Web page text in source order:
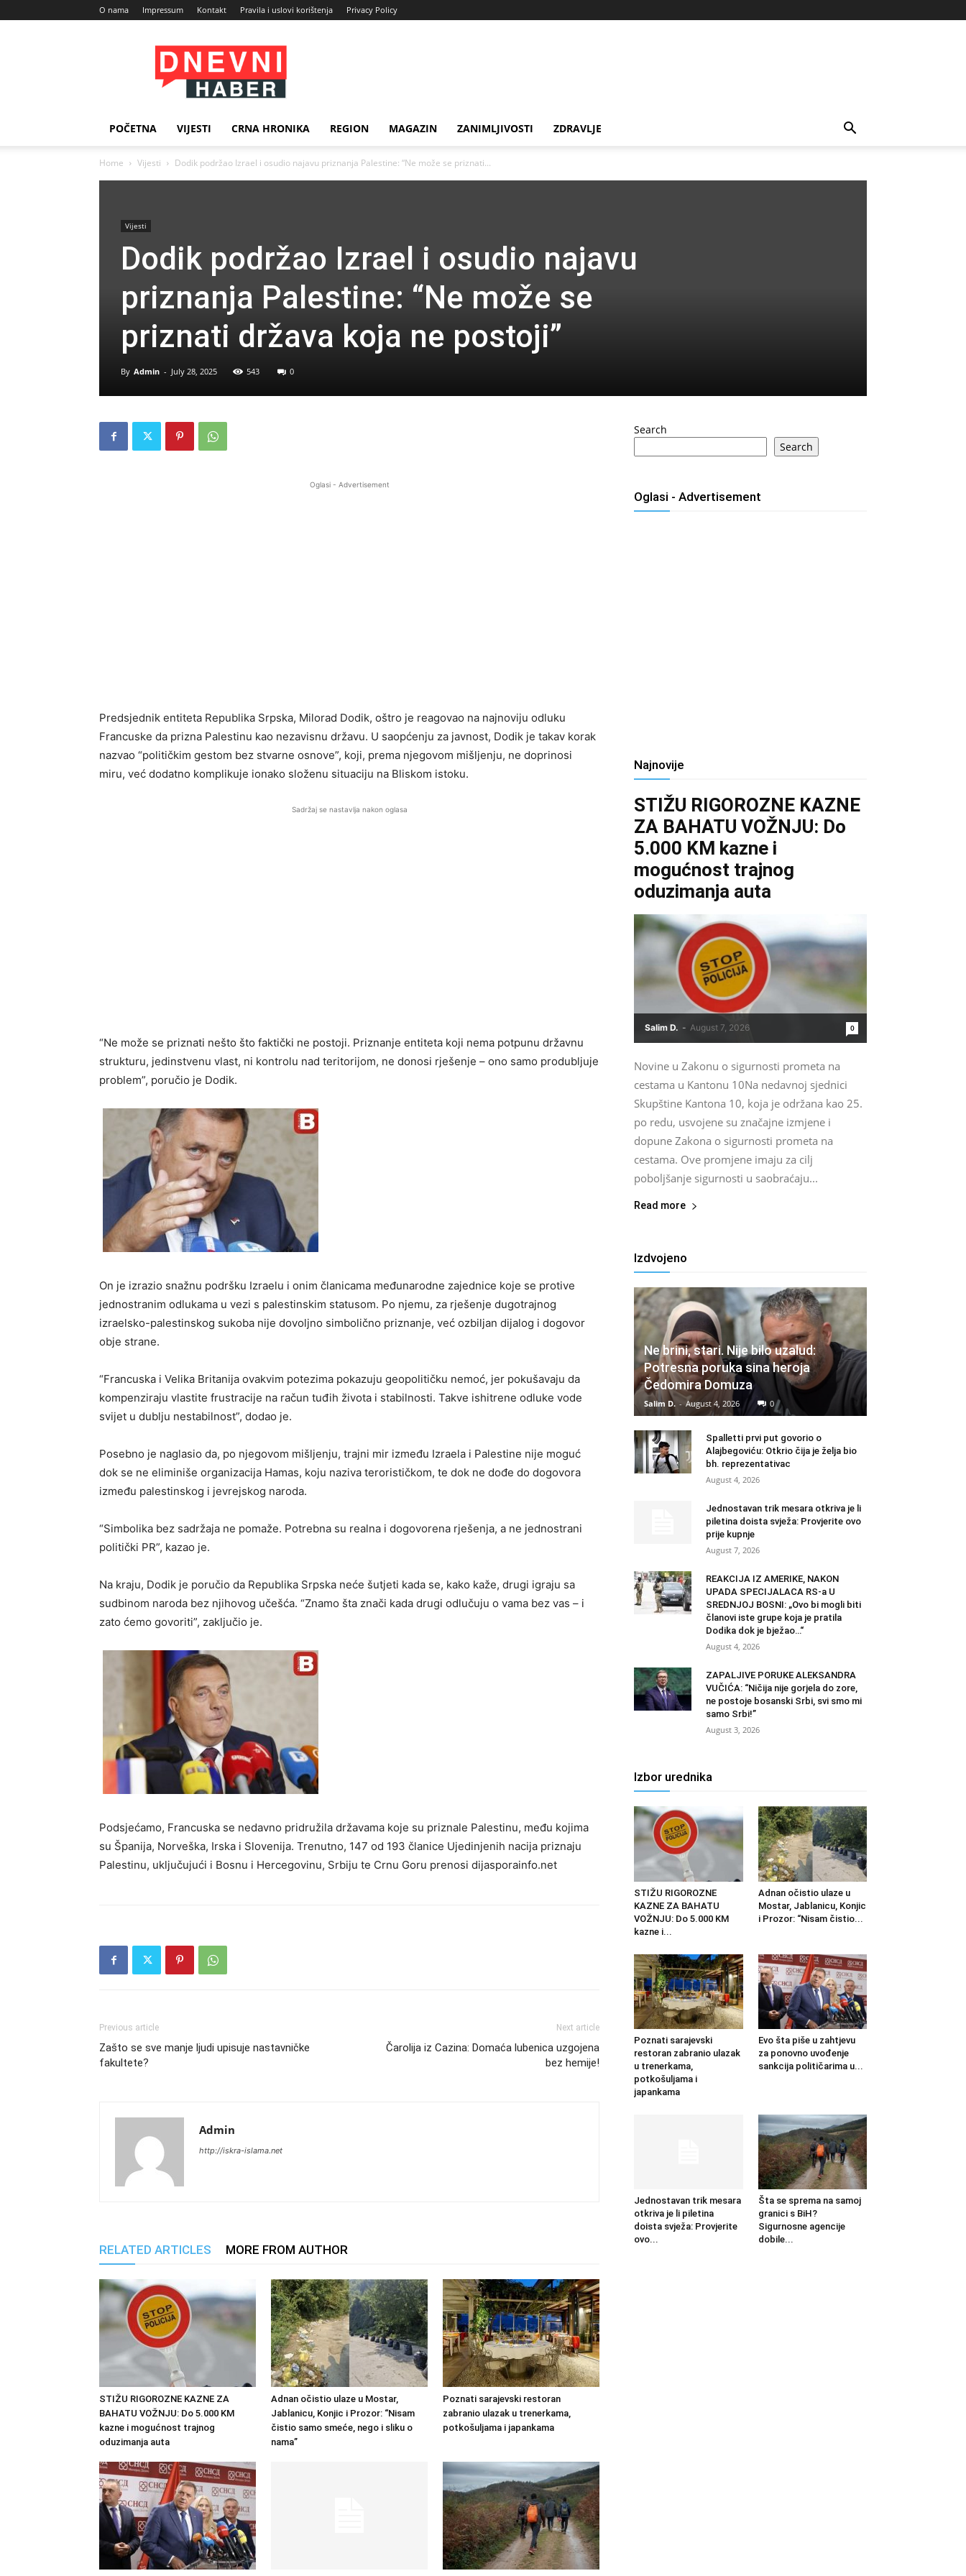
O nama Impressum Kontakt Pravila i uslovi korištenja Privacy Policy
Dnevni
Haber
POČETNA VIJESTI CRNA HRONIKA REGION MAGAZIN ZANIMLJIVOSTI ZDRAVLJE
Home Vijesti Dodik podržao Izrael i osudio najavu priznanja Palestine: “Ne može se priznati...
Vijesti
Dodik podržao Izrael i osudio najavu
priznanja Palestine: “Ne može se
priznati država koja ne postoji”
By Admin - July 28, 2025 543 0
Oglasi - Advertisement
Predsjednik entiteta Republika Srpska, Milorad Dodik, oštro je reagovao na najnoviju odluku
Francuske da prizna Palestinu kao nezavisnu državu. U saopćenju za javnost, Dodik je takav korak
nazvao “političkim gestom bez stvarne osnove”, koji, prema njegovom mišljenju, ne doprinosi
miru, već dodatno komplikuje ionako složenu situaciju na Bliskom istoku.
Sadržaj se nastavlja nakon oglasa
“Ne može se priznati nešto što faktički ne postoji. Priznanje entiteta koji nema potpunu državnu
strukturu, jedinstvenu vlast, ni kontrolu nad teritorijom, ne donosi rješenje – ono samo produbljuje
problem”, poručio je Dodik.
On je izrazio snažnu podršku Izraelu i onim članicama međunarodne zajednice koje se protive
jednostranim odlukama u vezi s palestinskim statusom. Po njemu, za rješenje dugotrajnog
izraelsko-palestinskog sukoba nije dovoljno simbolično priznanje, već ozbiljan dijalog i dogovor
obje strane.
“Francuska i Velika Britanija ovakvim potezima pokazuju geopolitičku nemoć, jer pokušavaju da
kompenziraju vlastite frustracije na račun tuđih života i stabilnosti. Takve ishitrene odluke vode
svijet u dublju nestabilnost”, dodao je.
Posebno je naglasio da, po njegovom mišljenju, trajni mir između Izraela i Palestine nije moguć
dok se ne eliminiše organizacija Hamas, koju naziva terorističkom, te dok ne dođe do dogovora
između palestinskog i jevrejskog naroda.
“Simbolika bez sadržaja ne pomaže. Potrebna su realna i dogovorena rješenja, a ne jednostrani
politički PR”, kazao je.
Na kraju, Dodik je poručio da Republika Srpska neće šutjeti kada se, kako kaže, drugi igraju sa
sudbinom naroda bez njihovog učešća. “Znamo šta znači kada drugi odlučuju o vama bez vas – i
zato ćemo govoriti”, zaključio je.
Podsjećamo, Francuska se nedavno pridružila državama koje su priznale Palestinu, među kojima
su Španija, Norveška, Irska i Slovenija. Trenutno, 147 od 193 članice Ujedinjenih nacija priznaju
Palestinu, uključujući i Bosnu i Hercegovinu, Srbiju te Crnu Goru prenosi dijasporainfo.net
Previous article
Zašto se sve manje ljudi upisuje nastavničke
fakultete?
Next article
Čarolija iz Cazina: Domaća lubenica uzgojena
bez hemije!
Admin
http://iskra-islama.net
RELATED ARTICLES MORE FROM AUTHOR
STIŽU RIGOROZNE KAZNE ZA
BAHATU VOŽNJU: Do 5.000 KM
kazne i mogućnost trajnog
oduzimanja auta
Adnan očistio ulaze u Mostar,
Jablanicu, Konjic i Prozor: “Nisam
čistio samo smeće, nego i sliku o
nama”
Poznati sarajevski restoran
zabranio ulazak u trenerkama,
potkošuljama i japankama
Search
Search
Oglasi - Advertisement
Najnovije
STIŽU RIGOROZNE KAZNE
ZA BAHATU VOŽNJU: Do
5.000 KM kazne i
mogućnost trajnog
oduzimanja auta
Salim D. - August 7, 2026 0
Novine u Zakonu o sigurnosti prometa na
cestama u Kantonu 10Na nedavnoj sjednici
Skupštine Kantona 10, koja je održana kao 25.
po redu, usvojene su značajne izmjene i
dopune Zakona o sigurnosti prometa na
cestama. Ove promjene imaju za cilj
poboljšanje sigurnosti u saobraćaju...
Read more
Izdvojeno
Ne brini, stari. Nije bilo uzalud:
Potresna poruka sina heroja
Čedomira Domuza
Salim D. - August 4, 2026 0
Spalletti prvi put govorio o
Alajbegoviću: Otkrio čija je želja bio
bh. reprezentativac
August 4, 2026
Jednostavan trik mesara otkriva je li
piletina doista svježa: Provjerite ovo
prije kupnje
August 7, 2026
REAKCIJA IZ AMERIKE, NAKON
UPADA SPECIJALACA RS-a U
SREDNJOJ BOSNI: „Ovo bi mogli biti
članovi iste grupe koja je pratila
Dodika dok je bježao…“
August 4, 2026
ZAPALJIVE PORUKE ALEKSANDRA
VUČIĆA: “Ničija nije gorjela do zore,
ne postoje bosanski Srbi, svi smo mi
samo Srbi!”
August 3, 2026
Izbor urednika
STIŽU RIGOROZNE
KAZNE ZA BAHATU
VOŽNJU: Do 5.000 KM
kazne i...
Adnan očistio ulaze u
Mostar, Jablanicu, Konjic
i Prozor: “Nisam čistio...
Poznati sarajevski
restoran zabranio ulazak
u trenerkama,
potkošuljama i
japankama
Evo šta piše u zahtjevu
za ponovno uvođenje
sankcija političarima u...
Jednostavan trik mesara
otkriva je li piletina
doista svježa: Provjerite
ovo...
Šta se sprema na samoj
granici s BiH?
Sigurnosne agencije
dobile...